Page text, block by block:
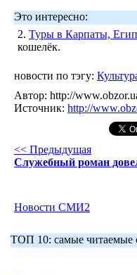
Это интересно:
2. Туры в Карпаты,
кошелёк.
новости по тэгу:
Автор: http://
Источник: http://
<< Предыдущая
Служебный роман
Новости СМИ2
ТОП 10: самые читаемые